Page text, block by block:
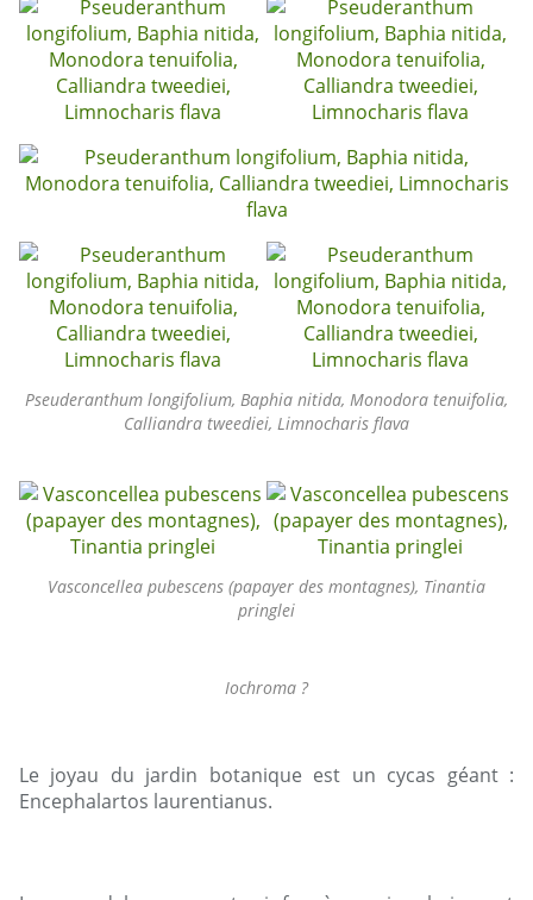
Pseuderanthum longifolium, Baphia nitida, Monodora tenuifolia,
Calliandra tweediei, Limnocharis flava
Vasconcellea pubescens (papayer des montagnes), Tinantia
pringlei
Iochroma ?
Le joyau du jardin botanique est un cycas géant :
Encephalartos laurentianus.